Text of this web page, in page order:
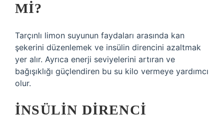
MI?
Tarçınlı limon suyunun faydaları arasında kan
şekerini düzenlemek ve insülin direncini azaltmak
yer alır. Ayrıca enerji seviyelerini artıran ve
bağışıklığı güçlendiren bu su kilo vermeye yardımcı
olur.
İNSÜLIN DIRENCI